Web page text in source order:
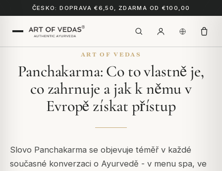
ČESKO: DOPRAVA €6,50, ZDARMA OD €100,00
ART OF VEDAS
Panchakarma: Co to vlastně je,
co zahrnuje a jak k němu v
Evropě získat přístup
Slovo Panchakarma se objevuje téměř v každé
současné konverzaci o Ayurvedě - v menu spa, ve